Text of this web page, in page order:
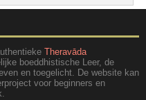
Theravāda
boeddhistische Leer, de
en toegelicht. De website kan
voor beginners en